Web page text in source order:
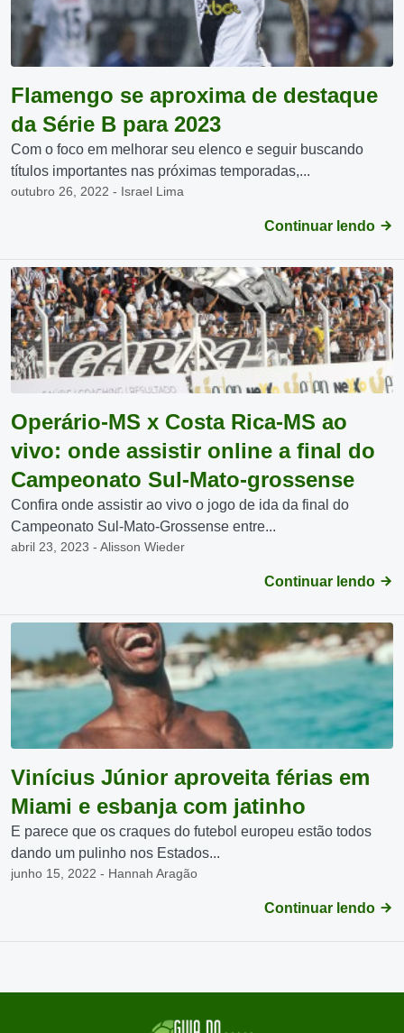
Flamengo se aproxima de destaque
da Série B para 2023
Com o foco em melhorar seu elenco e seguir buscando
títulos importantes nas próximas temporadas,...
outubro 26, 2022 - Israel Lima
Continuar lendo
Operário-MS x Costa Rica-MS ao
vivo: onde assistir online a final do
Campeonato Sul-Mato-grossense
Confira onde assistir ao vivo o jogo de ida da final do
Campeonato Sul-Mato-Grossense entre...
abril 23, 2023 - Alisson Wieder
Continuar lendo
Vinícius Júnior aproveita férias em
Miami e esbanja com jatinho
E parece que os craques do futebol europeu estão todos
dando um pulinho nos Estados...
junho 15, 2022 - Hannah Aragão
Continuar lendo